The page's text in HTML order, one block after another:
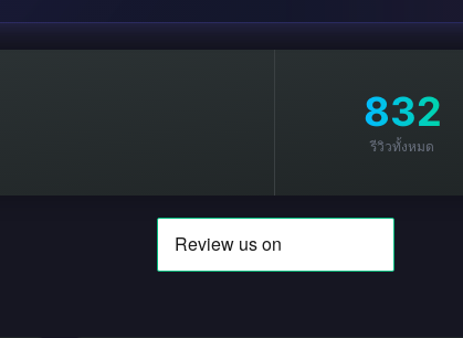
832
รีวิวทั้งหมด